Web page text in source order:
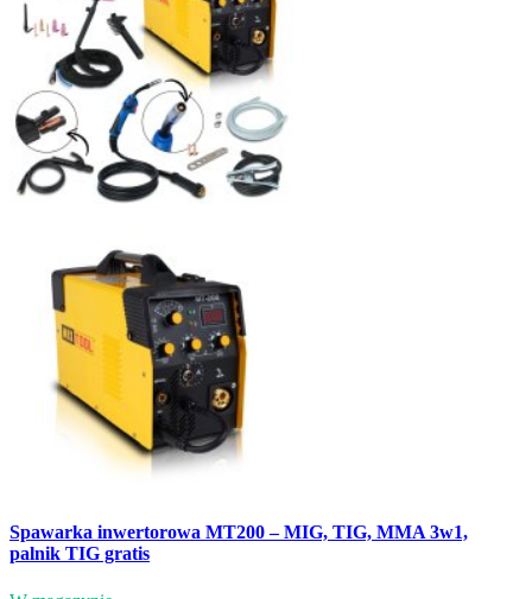
Spawarka inwertorowa MT200 – MIG, TIG, MMA 3w1,
palnik TIG gratis